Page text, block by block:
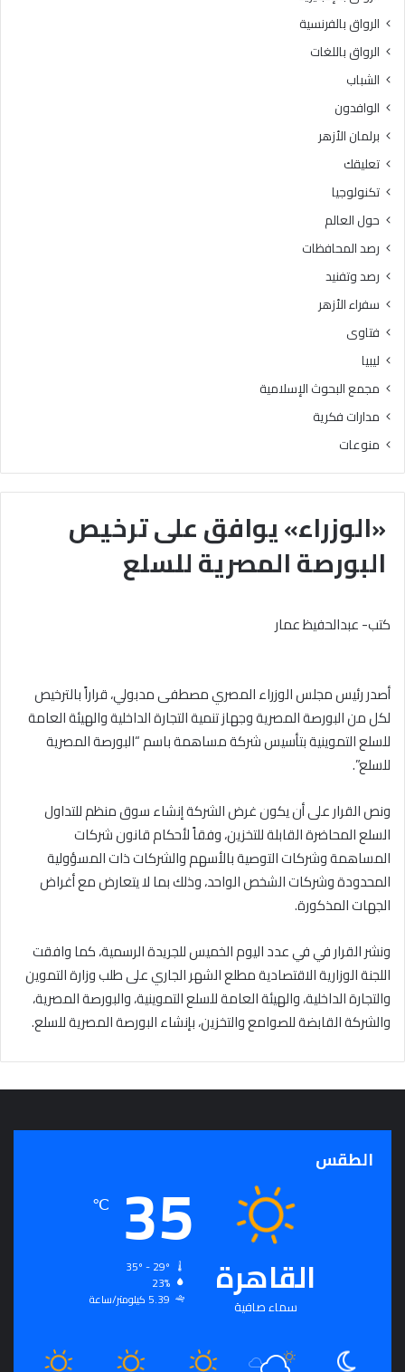
«الوزراء» يوافق على ترخيص
البورصة المصرية للسلع
كتب- عبدالحفيظ عمار
أصدر رئيس مجلس الوزراء المصري مصطفى مدبولي، قراراً بالترخيص
لكل من البورصة المصرية وجهاز تنمية التجارة الداخلية والهيئة العامة
للسلع التموينية بتأسيس شركة مساهمة باسم “البورصة المصرية
للسلع”.
ونص القرار على أن يكون غرض الشركة إنشاء سوق منظم للتداول
السلع المحاضرة القابلة للتخزين، وفقاً لأحكام قانون شركات
المساهمة وشركات التوصية بالأسهم والشركات ذات المسؤولية
المحدودة وشركات الشخص الواحد، وذلك بما لا يتعارض مع أغراض
الجهات المذكورة.
ونشر القرار في في عدد اليوم الخميس للجريدة الرسمية، كما وافقت
اللجنة الوزارية الاقتصادية مطلع الشهر الجاري على طلب وزارة التموين
والتجارة الداخلية، والهيئة العامة للسلع التموينية، والبورصة المصرية،
والشركة القابضة للصوامع والتخزين، بإنشاء البورصة المصرية للسلع.
الرواق بالفرنسية
الرواق باللغات
الشباب
الوافدون
برلمان الأزهر
تعليقك
تكنولوجيا
حول العالم
رصد المحافظات
رصد وتفنيد
سفراء الأزهر
فتاوى
ليبيا
مجمع البحوث الإسلامية
مدارات فكرية
منوعات
الطقس
القاهرة
سماء صافية
35
℃
23%
5.39 كيلومتر/ساعة